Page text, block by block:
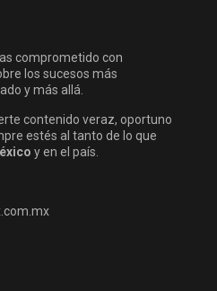
comprometido con
los sucesos más
y más allá.
contenido veraz, oportuno
estés al tanto de lo que
y en el país.